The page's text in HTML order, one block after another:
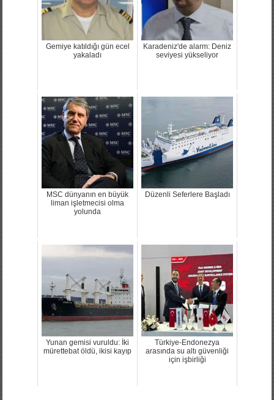
Gemiye katıldığı gün ecel
yakaladı
Karadeniz'de alarm: Deniz
seviyesi yükseliyor
MSC dünyanın en büyük
liman işletmecisi olma
yolunda
Düzenli Seferlere Başladı
Yunan gemisi vuruldu: İki
mürettebat öldü, ikisi kayıp
Türkiye-Endonezya
arasında su altı güvenliği
için işbirliği